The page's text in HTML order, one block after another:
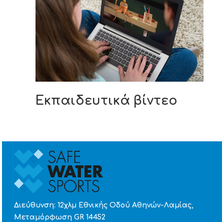
Εκπαιδευτικά βίντεο
Διεύθυνση: 12χλμ Εθνικής Οδού Αθηνών-Λαμίας,
Μεταμόρφωση GR 14452